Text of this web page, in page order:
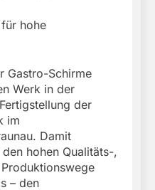
hohe
Gastro-Schirme
Werk in der
der
im
Damit
hohen Qualitäts-,
– den